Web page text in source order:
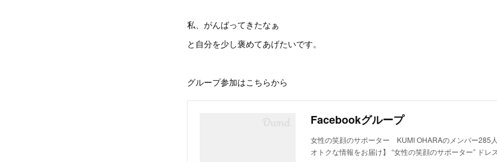
私、がんばってきたなぁ
と自分を少し褒めてあげたいです。
グループ参加はこちらから
Facebookグループ
女性の笑顔のサポーター KUMI OHARAのメンバー285
オトクな情報をお届け】 “女性の笑顔のサポーター” ド